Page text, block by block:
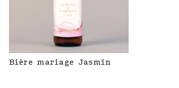
Bière mariage Jasmin